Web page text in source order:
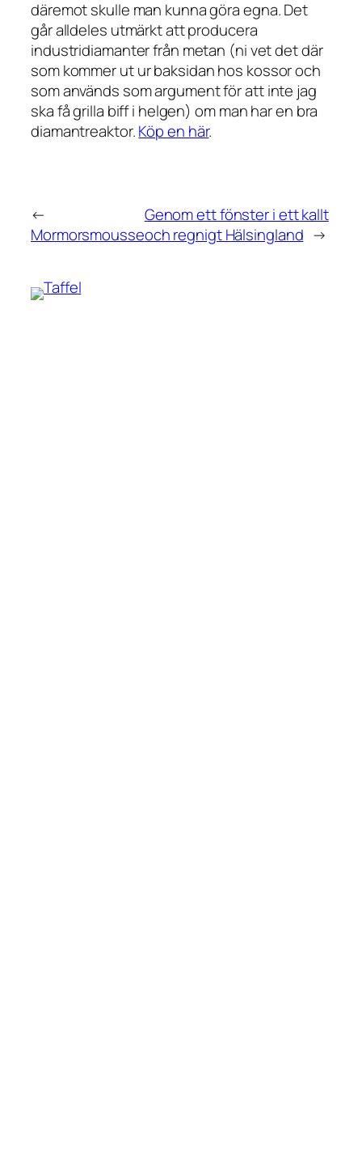
däremot skulle man kunna göra egna. Det
går alldeles utmärkt att producera
industridiamanter från metan (ni vet det där
som kommer ut ur baksidan hos kossor och
som används som argument för att inte jag
ska få grilla biff i helgen) om man har en bra
diamantreaktor.Köp en här.
←
Mormorsmousse
Genom ett fönster i ett kallt
och regnigt Hälsingland →